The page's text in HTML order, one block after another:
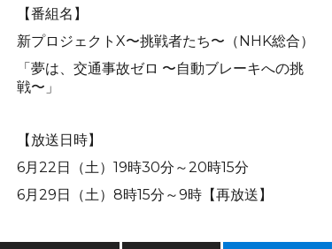
【番組名】
新プロジェクトX〜挑戦者たち〜（NHK総合）
「夢は、交通事故ゼロ 〜自動ブレーキへの挑
戦〜」
【放送日時】
6月22日（土）19時30分～20時15分
6月29日（土）8時15分～9時【再放送】